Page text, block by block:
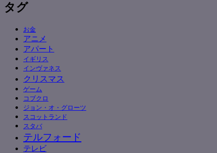
タグ
お金
アニメ
アパート
イギリス
インヴァネス
クリスマス
ゲーム
コブクロ
ジョン・オ・グローツ
スコットランド
スタバ
テルフォード
テレビ